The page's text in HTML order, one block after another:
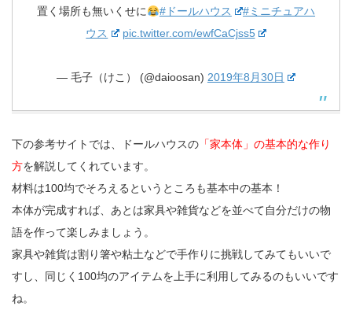
置く場所も無いくせに
#ドールハウス
#ミニチュアハ
ウス
pic.twitter.com/ewfCaCjss5
— 毛子（けこ） (@daioosan) 2019年8月30日
下の参考サイトでは、ドールハウスの 「家本体」の基本的な作り
方を解説してくれています。
材料は100均でそろえるというところも基本中の基本！
本体が完成すれば、あとは家具や雑貨などを並べて自分だけの物
語を作って楽しみましょう。
家具や雑貨は割り箸や粘土などで手作りに挑戦してみてもいいで
すし、同じく100均のアイテムを上手に利用してみるのもいいです
ね。